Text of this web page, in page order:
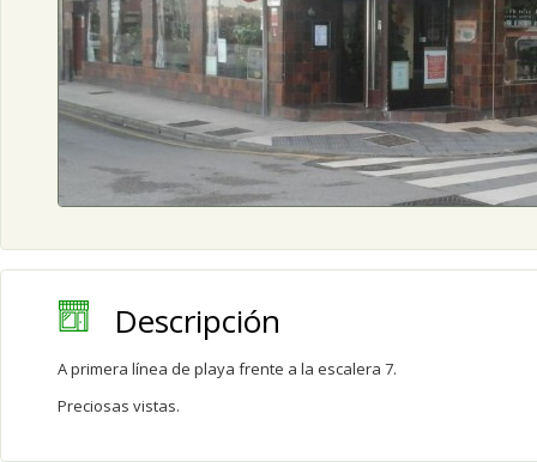
Descripción
A primera línea de playa frente a la escalera 7.
Preciosas vistas.